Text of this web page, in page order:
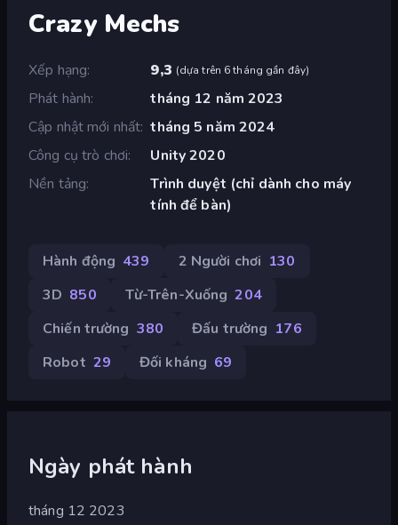
Crazy Mechs
Xếp hạng 9,3 (dựa trên 6 tháng gần đây)
Phát hành
tháng 12 năm 2023
Cập nhật mới nhất tháng 5 năm 2024
Công cụ trò chơi
Unity 2020
Nền tảng
Trình duyệt (chỉ dành cho máy
tính để bàn)
Hành động 439 2 Người chơi 130
3D 850 Từ-Trên-Xuống 204
Chiến trường 380 Đấu trường 176
Robot 29 Đối kháng 69
Ngày phát hành
tháng 12 2023